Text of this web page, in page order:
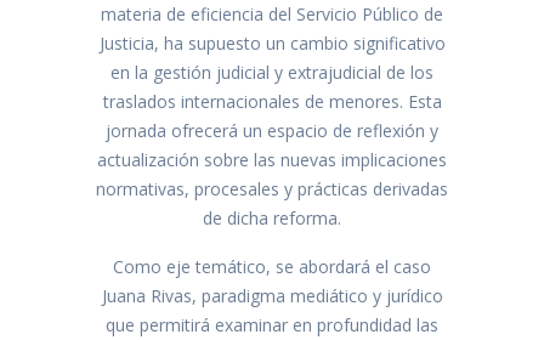
materia de eficiencia del Servicio Público de
Justicia, ha supuesto un cambio significativo
en la gestión judicial y extrajudicial de los
traslados internacionales de menores. Esta
jornada ofrecerá un espacio de reflexión y
actualización sobre las nuevas implicaciones
normativas, procesales y prácticas derivadas
de dicha reforma.
Como eje temático, se abordará el caso
Juana Rivas, paradigma mediático y jurídico
que permitirá examinar en profundidad las